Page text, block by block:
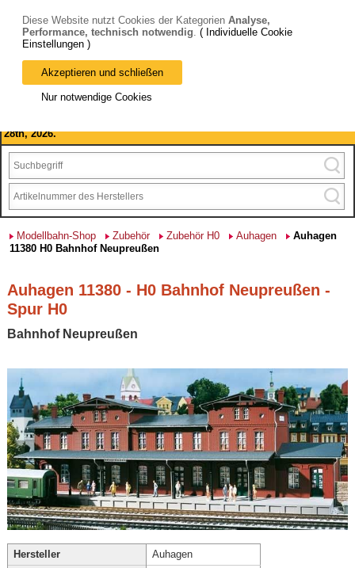
Bitte beachten Sie: wir machen Betriebsferien, vom 03. bis 28.
August 2026 haben wir geschlossen.
28th, 2026.
Modellbahn-Shop Zubehör Zubehör H0 Auhagen
Auhagen
11380 H0 Bahnhof Neupreußen
Auhagen 11380 - H0 Bahnhof Neupreußen -
Spur H0
Bahnhof Neupreußen
Hersteller
Auhagen
Diese Website nutzt Cookies der Kategorien Analyse,
Performance, technisch notwendig. ( Individuelle Cookie
Einstellungen )
Akzeptieren und schließen
Nur notwendige Cookies